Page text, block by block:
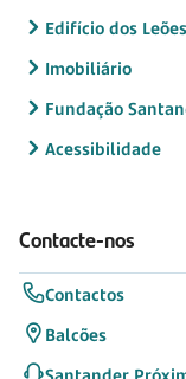
Edifício dos Leões
Imobiliário
Fundação
Acessibilidade
Contacte-nos
Contactos
Balcões
Santander